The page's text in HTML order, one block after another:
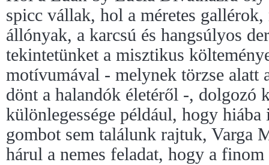
spicc vállak, hol a méretes
állónyak, a karcsú és hangsúlyos
tekintetünket a misztikus
motívumával - melynek törzse alatt
dönt a halandók életéről -, dolgozó
különlegessége például, hogy hiába
gombot sem találunk rajtuk, Varga
hárul a nemes feladat, hogy a